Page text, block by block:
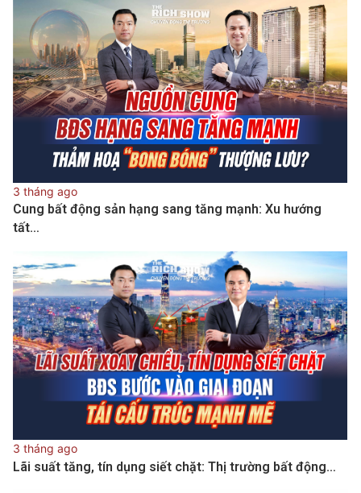
3 tháng ago
Cung bất động sản hạng sang tăng mạnh: Xu hướng
tất…
3 tháng ago
Lãi suất tăng, tín dụng siết chặt: Thị trường bất động…